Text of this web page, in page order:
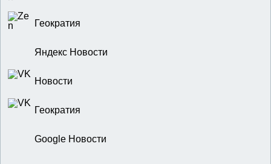
Геократия
Яндекс Новости
Новости
Геократия
Google Новости